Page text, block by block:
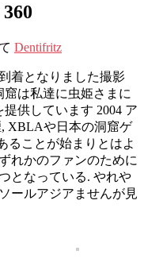
Dentifritz
着となりました撮影
窟は私達に虫姫さまに
供しています 2004 ア
, XBLAや日本の洞窟ゲ
ることが始まりとはよ
れかのファンのために
となっている. やれや
ールアジアませんが見